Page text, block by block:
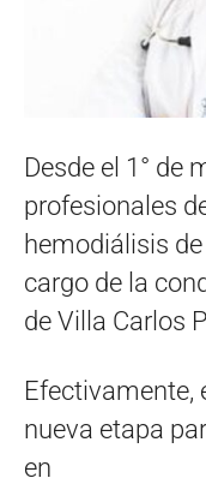
Desde el 1° de
profesionales
hemodiálisis
cargo de la
de Villa Carlos
Efectivamente,
nueva etapa
en